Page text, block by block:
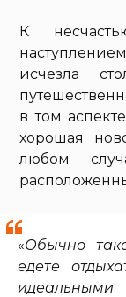
К
исчезла
в том
хорошая
любом
«Обычно
едете
идеальными